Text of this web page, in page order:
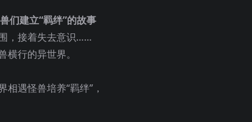
们建立“羁绊”的故事
，接着失去意识……
行的异世界。
遇怪兽培养“羁绊”，